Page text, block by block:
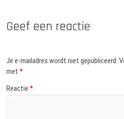
Geef een reactie
Je e-mailadres wordt niet gepubliceerd.
met*
Reactie*